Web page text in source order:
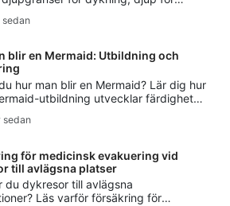
dykning börjar.
sedan
blir en Mermaid: Utbildning och
hur man blir en Mermaid? Lär dig hur
utbildning utvecklar färdigheter
som Mermaid.
sedan
för medicinsk evakuering vid
till avlägsna platser
du dykresor till avlägsna
Läs varför försäkring för